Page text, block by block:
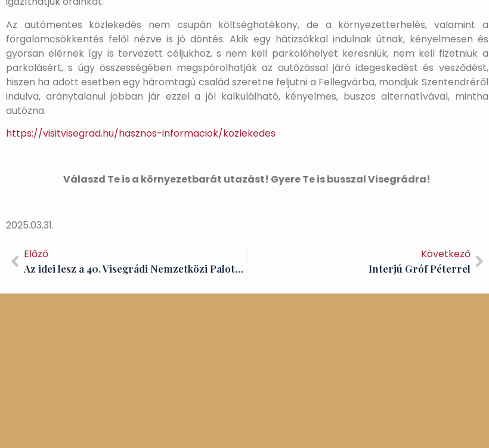
Az autómentes közlekedés nem csupán költséghatékony, de a környezetterhelés, valamint a
forgalomcsökkentés felől nézve is jó döntés. Akik egy hátizsákkal indulnak útnak, kényelmesen és
gyorsan elérnek így is tervezett céljukhoz, s nem kell parkolóhelyet keresniük, nem kell fizetniük a
parkolásért, s úgy összességében megspórolhatják az autózással járó idegeskedést és vesződést,
hiszen ha adott esetben egy háromtagú család szeretne feljutni a Fellegvárba, mondjuk Szentendréről
indulva, aránytalanul jobban jár ezzel a jól kalkulálható, kényelmes, buszos alternatívával, mintha
autózna.
https://visitvisegrad.hu/hasznos-informaciok/kozlekedes
Válaszd Te is a környezetbarát utazást! Gyere Te is busszal Visegrádra!
2025.03.31.
Előző
Az idei lesz a 40. Visegrádi Nemzetközi Palotajátékok
Következő
Interjú Gróf Péterrel